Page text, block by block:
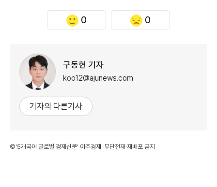
0 0
구동현 기자
koo12@ajunews.com
기자의 다른기사
©'5개국어 글로벌 경제신문' 아주경제. 무단전재·재배포 금지